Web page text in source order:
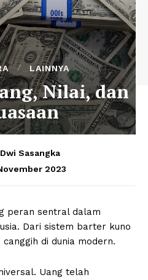
LAINNYA
Nilai, dan
Sasangka
2023
peran sentral dalam
Dari sistem barter kuno
di dunia modern.
Uang telah